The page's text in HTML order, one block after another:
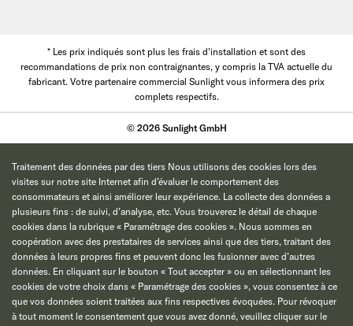
* Les prix indiqués sont plus les frais d'installation et sont des
recommandations de prix non contraignantes, y compris la TVA actuelle du
fabricant. Votre partenaire commercial Sunlight vous informera des prix
complets respectifs.
© 2026 Sunlight GmbH
Traitement des données par des tiers Nous utilisons des cookies lors des
visites sur notre site Internet afin d’évaluer le comportement des
consommateurs et ainsi améliorer leur expérience. La collecte des données a
plusieurs fins : de suivi, d’analyse, etc. Vous trouverez le détail de chaque
cookies dans la rubrique « Paramétrage des cookies ». Nous sommes en
coopération avec des prestataires de services ainsi que des tiers, traitant des
données à leurs propres fins et peuvent donc les fusionner avec d’autres
données. En cliquant sur le bouton « Tout accepter » ou en sélectionnant les
cookies de votre choix dans « Paramétrage des cookies », vous consentez à ce
que vos données soient traitées aux fins respectives évoquées. Pour révoquer
à tout moment le consentement que vous avez donné, veuillez cliquer sur le